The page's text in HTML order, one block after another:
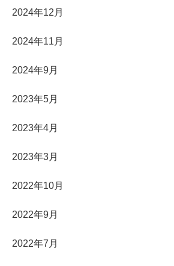
2024年12月
2024年11月
2024年9月
2023年5月
2023年4月
2023年3月
2022年10月
2022年9月
2022年7月